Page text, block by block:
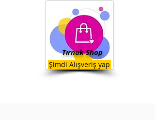
Tırnak Shop
Şimdi Alışveriş yap